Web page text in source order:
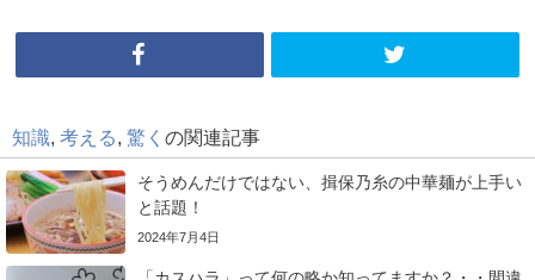
知識, 考える, 驚く の関連記事
そうめんだけではない、揖保乃糸の中華麺が上手い
と話題！
2024年7月4日